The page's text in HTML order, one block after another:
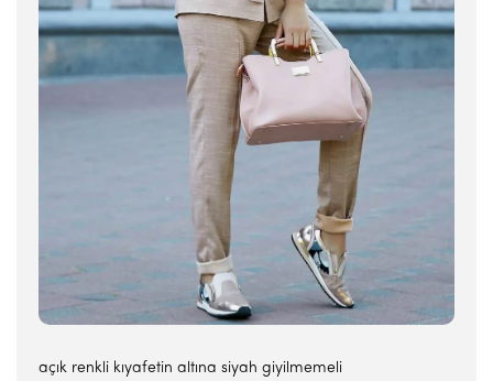
açık renkli kıyafetin altına siyah giyilmemeli